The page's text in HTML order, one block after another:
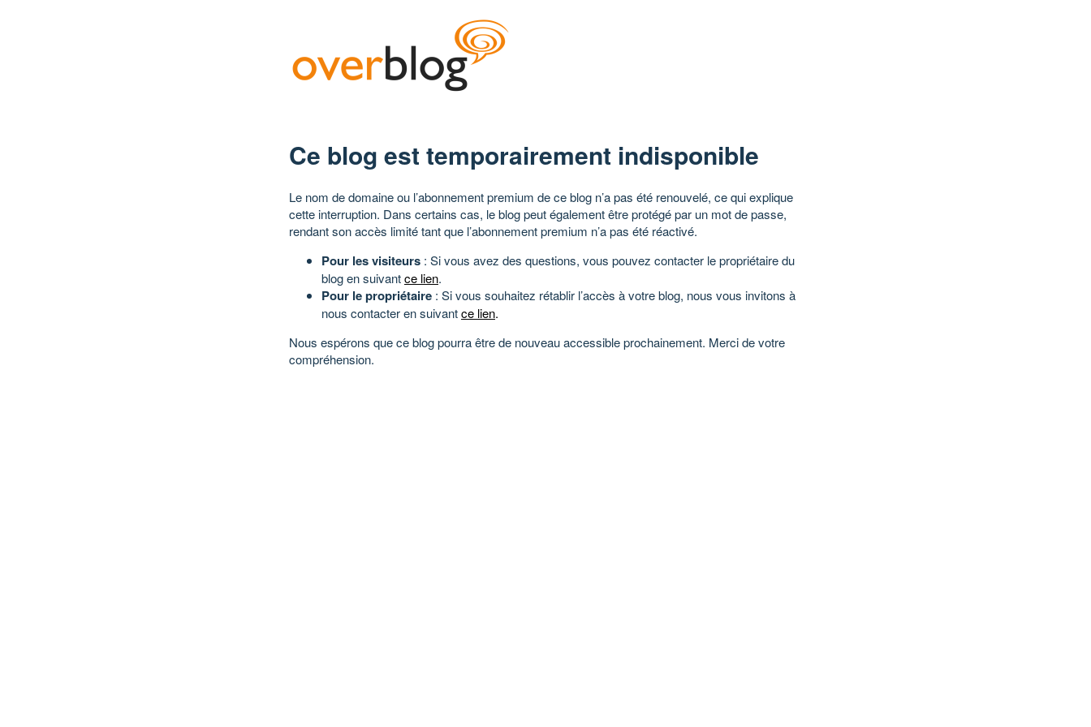
Ce blog est temporairement indisponible
Le nom de domaine ou l’abonnement premium de ce blog n’a pas été renouvelé, ce qui explique
cette interruption. Dans certains cas, le blog peut également être protégé par un mot de passe,
rendant son accès limité tant que l’abonnement premium n’a pas été réactivé.
Pour les visiteurs : Si vous avez des questions, vous pouvez contacter le propriétaire du
blog en suivantce lien.
Pour le propriétaire : Si vous souhaitez rétablir l’accès à votre blog, nous vous invitons à
nous contacter en suivantce lien.
Nous espérons que ce blog pourra être de nouveau accessible prochainement. Merci de votre
compréhension.